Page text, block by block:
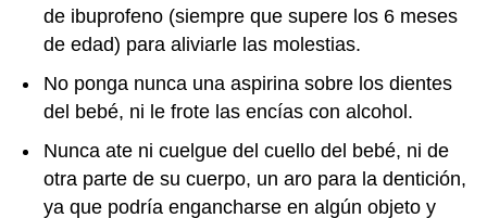
de ibuprofeno (siempre que supere los 6 meses
de edad) para aliviarle las molestias.
No ponga nunca una aspirina sobre los dientes
del bebé, ni le frote las encías con alcohol.
Nunca ate ni cuelgue del cuello del bebé, ni de
otra parte de su cuerpo, un aro para la dentición,
ya que podría engancharse en algún objeto y